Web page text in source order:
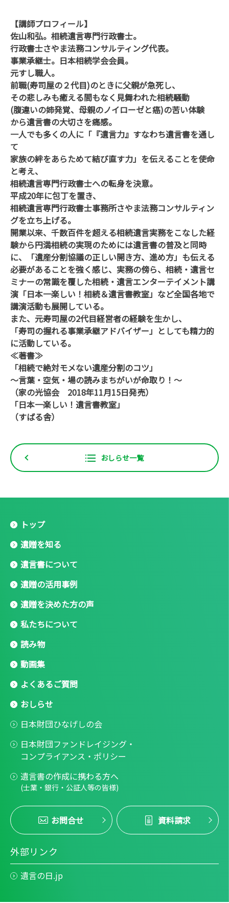
【講師プロフィール】
佐山和弘。相続遺言専門行政書士。
行政書士さやま法務コンサルティング代表。
事業承継士。日本相続学会会員。
元すし職人。
前職(寿司屋の２代目)のときに父親が急死し、
その悲しみも癒える間もなく見舞われた相続騒動
(腹違いの姉発覚、母親のノイローゼと癌)の苦い体験
から遺言書の大切さを痛感。
一人でも多くの人に「『遺言力』すなわち遺言書を通し
て
家族の絆をあらためて結び直す力」を伝えることを使命
と考え、
相続遺言専門行政書士への転身を決意。
平成20年に包丁を置き、
相続遺言専門行政書士事務所さやま法務コンサルティン
グを立ち上げる。
開業以来、千数百件を超える相続遺言実務をこなした経
験から円満相続の実現のためには遺言書の普及と同時
に、「遺産分割協議の正しい開き方、進め方」も伝える
必要があることを強く感じ、実務の傍ら、相続・遺言セ
ミナーの常識を覆した相続・遺言エンターテイメント講
演「日本一楽しい！相続＆遺言書教室」など全国各地で
講演活動も展開している。
また、元寿司屋の2代目経営者の経験を生かし、
「寿司の握れる事業承継アドバイザー」としても精力的
に活動している。
≪著書≫
「相続で絶対モメない遺産分割のコツ」
～言葉・空気・場の読みまちがいが命取り！～
（家の光協会 2018年11月15日発売）
「日本一楽しい！遺言書教室」
（すばる舎）
おしらせ一覧
トップ
遺贈を知る
遺言書について
遺贈の活用事例
遺贈を決めた方の声
私たちについて
読み物
動画集
よくあるご質問
おしらせ
日本財団ひなげしの会
日本財団ファンドレイジング・
コンプライアンス・ポリシー
遺言書の作成に携わる方へ
(士業・銀行・公証人等の皆様)
お問合せ 資料請求
外部リンク
遺言の日.jp